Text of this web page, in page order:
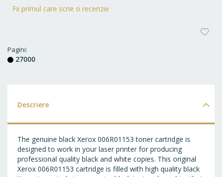
Fii primul care scrie o recenzie
Pagini
27000
Descriere
The genuine black Xerox 006R01153 toner cartridge is
designed to work in your laser printer for producing
professional quality black and white copies. This original
Xerox 006R01153 cartridge is filled with high quality black